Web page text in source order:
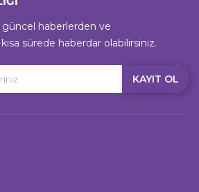
güncel haberlerden ve
sürede haberdar olabilirsiniz.
KAYIT OL